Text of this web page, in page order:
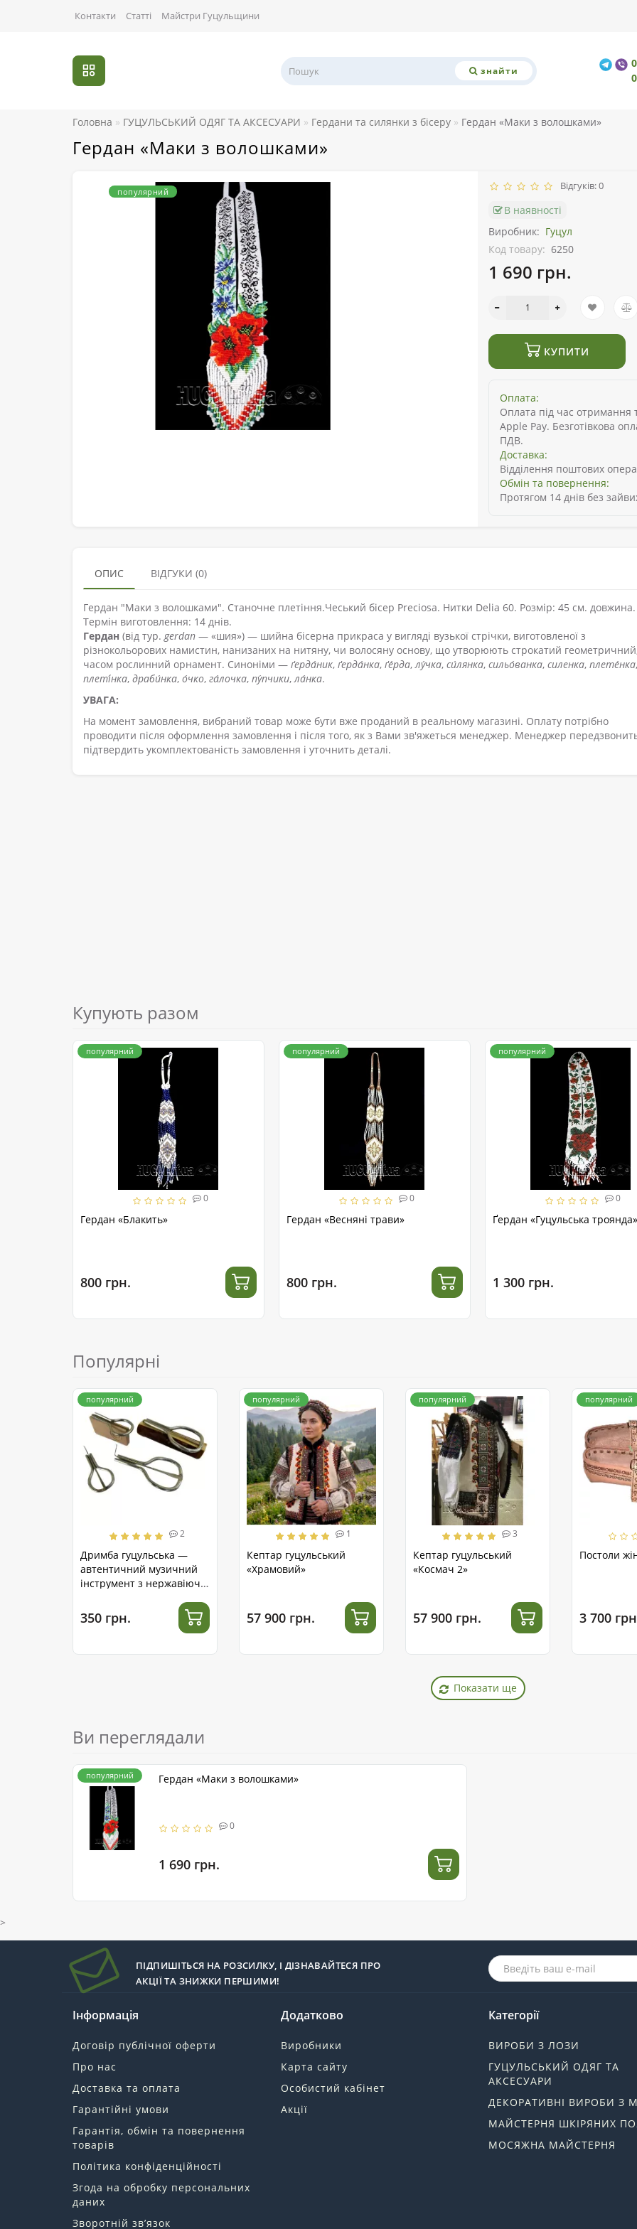
Контакти Статті Майстри Гуцульщини
знайти
Головна ГУЦУЛЬСЬКИЙ ОДЯГ ТА АКСЕСУАРИ Гердани та силянки з бісеру Гердан «Маки з волошками»
Гердан «Маки з волошками»
популярний Відгуків: 0
В наявності
Виробник: Гуцул
Код товару: 6250
1 690 грн.
КУПИТИ
Оплата:
Оплата під час отримання
Apple Pay. Безготівкова
ПДВ.
Доставка:
Відділення поштових
Обмін та повернення:
Протягом 14 днів без
ОПИС ВІДГУКИ (0)
Гердан "Маки з волошками". Станочне плетіння.Чеський бісер Preciosa. Нитки Delia 60. Розмір: 45 см. довжина.
Термін виготовлення: 14 днів.
Гердан (від тур.gerdan — «шия») — шийна бісерна прикраса у вигляді вузької стрічки, виготовленої з
різнокольорових намистин, нанизаних на нитяну, чи волосяну основу, що утворюють строкатий
часом рослинний орнамент. Синоніми — ґерда́ник, ґерда́нка, ґе́рда,лу́чка, си́лянка, сильо́ванка, силенка, плете́нка,
плеті́нка, драби́нка, о́чко, га́лочка, пу́пчики,ла́нка.
УВАГА:
На момент замовлення, вибраний товар може бути вже проданий в реальному магазині. Оплату потрібно
проводити після оформлення замовлення і після того, як з Вами зв'яжеться менеджер. Менеджер
підтвердить укомплектованість замовлення і уточнить деталі.
Купують разом
популярний
0
Гердан «Блакить»
800 грн.
популярний
0
Гердан «Весняні трави»
800 грн.
популярний
0
Ґердан «Гуцульська троянда»
1 300 грн.
Популярні
популярний
2
Дримба гуцульська —
автентичний музичний
інструмент з нержавіючої
350 грн.
популярний
1
Кептар гуцульський
«Храмовий»
57 900 грн.
популярний
3
Кептар гуцульський
«Космач 2»
57 900 грн.
популярний
Постоли
3 700
Показати ще
Ви переглядали
популярний Гердан «Маки з волошками»
0
1 690 грн.
>
ПІДПИШІТЬСЯ НА РОЗСИЛКУ, І ДІЗНАВАЙТЕСЯ ПРО
АКЦІЇ ТА ЗНИЖКИ ПЕРШИМИ!
Інформація
Договір публічної оферти
Про нас
Доставка та оплата
Гарантійні умови
Гарантія, обмін та повернення
товарів
Політика конфіденційності
Згода на обробку персональних
даних
Зворотній зв’язок
Додатково
Виробники
Карта сайту
Особистий кабінет
Акції
Категорії
ВИРОБИ З ЛОЗИ
ГУЦУЛЬСЬКИЙ ОДЯГ ТА
АКСЕСУАРИ
ДЕКОРАТИВНІ ВИРОБИ З
МАЙСТЕРНЯ ШКІРЯНИХ
МОСЯЖНА МАЙСТЕРНЯ